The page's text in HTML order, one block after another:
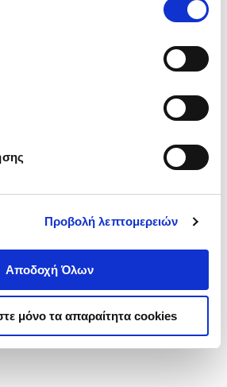
από τα παρακάτω με την
΄΄και να ενημερωθείτε σχετικά με
Προβολή λεπτομερειών
Αποδοχή Όλων
μόνο τα απαραίτητα cookies